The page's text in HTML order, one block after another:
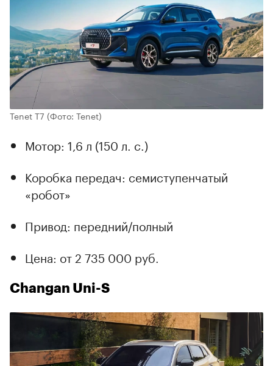
Tenet T7 (Фото: Tenet)
Мотор: 1,6 л (150 л. с.)
Коробка передач: семиступенчатый
«робот»
Привод: передний/полный
Цена: от 2 735 000 руб.
Changan Uni-S